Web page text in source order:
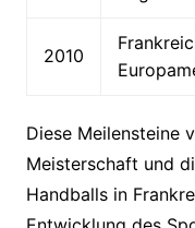
2010
Diese Meilensteine
Meisterschaft und
Handballs in